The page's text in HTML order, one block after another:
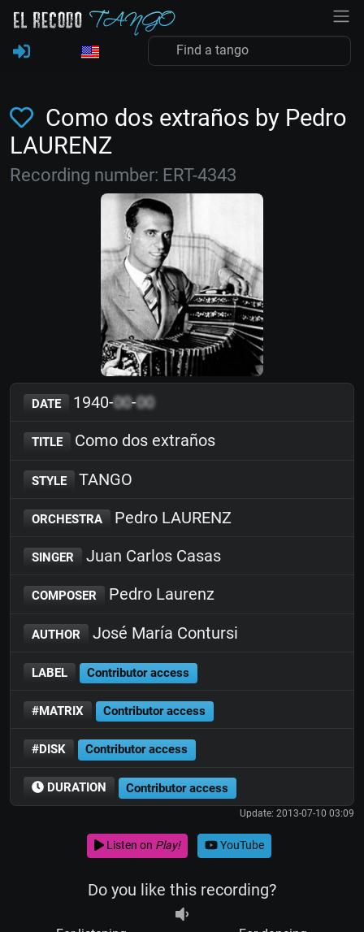
Como dos extraños by Pedro
LAURENZ
Recording number: ERT-4343
DATE 1940-00-00
TITLE Como dos extraños
STYLE TANGO
ORCHESTRA Pedro LAURENZ
SINGER Juan Carlos Casas
COMPOSER Pedro Laurenz
AUTHOR José María Contursi
LABEL Contributor access
#MATRIX Contributor access
#DISK Contributor access
DURATION Contributor access
Update: 2013-07-10 03:09
Listen on Play! YouTube
Do you like this recording?